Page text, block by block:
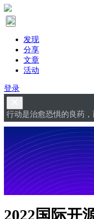
发现
分享
文章
活动
登录
行动是治愈恐惧的良药，
2022国际开